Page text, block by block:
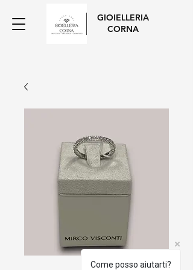
GIOIELLERIA
CORNA
Come posso aiutarti?